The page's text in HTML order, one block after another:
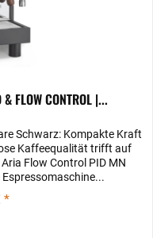
FLOW CONTROL |...
Schwarz: Kompakte Kraft
Kaffeequalität trifft auf
Flow Control PID MN
*